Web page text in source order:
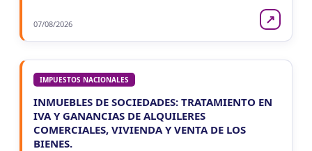
07/08/2026 ↗
IMPUESTOS NACIONALES
INMUEBLES DE SOCIEDADES: TRATAMIENTO EN
IVA Y GANANCIAS DE ALQUILERES
COMERCIALES, VIVIENDA Y VENTA DE LOS
BIENES.